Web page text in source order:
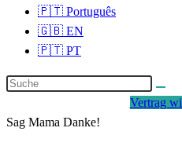
🇵🇹 Português
🇬🇧 EN
🇵🇹 PT
Vertrag
Sag Mama Danke!